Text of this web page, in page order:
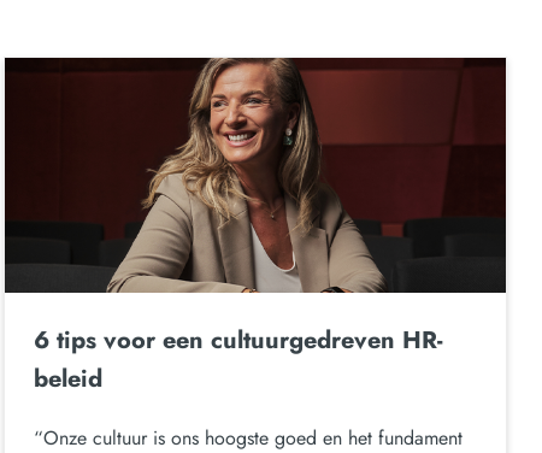
6 tips voor een cultuurgedreven HR-
beleid
“Onze cultuur is ons hoogste goed en het fundament